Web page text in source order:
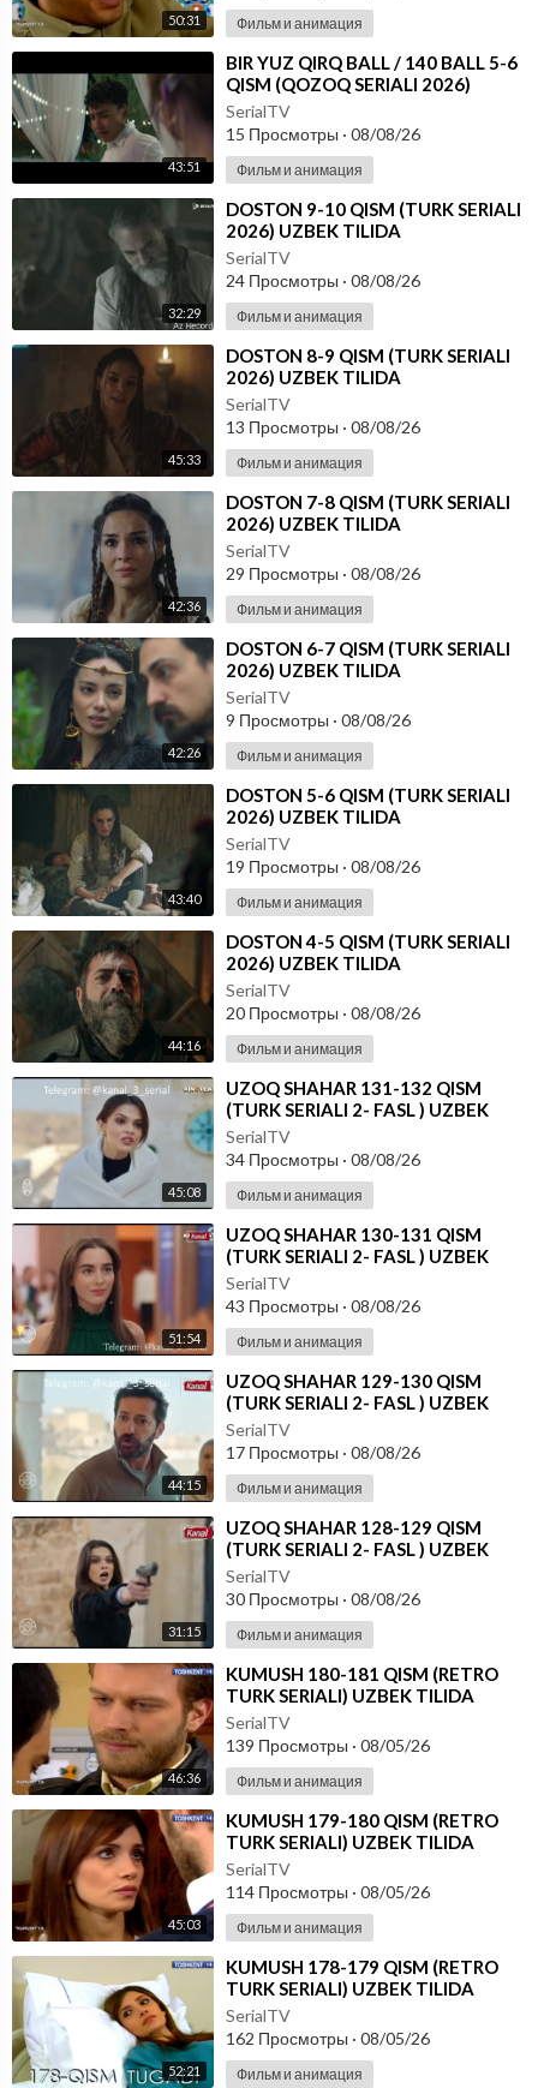
50:31 Фильм и анимация
43:51
⁣⁣BIR YUZ QIRQ BALL / 140 BALL 5-6
QISM (QOZOQ SERIALI 2026)
UZBEK TILIDA
SerialTV
15 Просмотры · 08/08/26
Фильм и анимация
32:29
⁣DOSTON 9-10 QISM (TURK SERIALI
2026) UZBEK TILIDA
SerialTV
24 Просмотры · 08/08/26
Фильм и анимация
45:33
⁣DOSTON 8-9 QISM (TURK SERIALI
2026) UZBEK TILIDA
SerialTV
13 Просмотры · 08/08/26
Фильм и анимация
42:36
⁣DOSTON 7-8 QISM (TURK SERIALI
2026) UZBEK TILIDA
SerialTV
29 Просмотры · 08/08/26
Фильм и анимация
42:26
⁣DOSTON 6-7 QISM (TURK SERIALI
2026) UZBEK TILIDA
SerialTV
9 Просмотры · 08/08/26
Фильм и анимация
43:40
⁣DOSTON 5-6 QISM (TURK SERIALI
2026) UZBEK TILIDA
SerialTV
19 Просмотры · 08/08/26
Фильм и анимация
44:16
⁣DOSTON 4-5 QISM (TURK SERIALI
2026) UZBEK TILIDA
SerialTV
20 Просмотры · 08/08/26
Фильм и анимация
45:08
⁣UZOQ SHAHAR 131-132 QISM
(TURK SERIALI 2- FASL ) UZBEK
TILIDA
SerialTV
34 Просмотры · 08/08/26
Фильм и анимация
51:54
⁣UZOQ SHAHAR 130-131 QISM
(TURK SERIALI 2- FASL ) UZBEK
TILIDA
SerialTV
43 Просмотры · 08/08/26
Фильм и анимация
44:15
⁣UZOQ SHAHAR 129-130 QISM
(TURK SERIALI 2- FASL ) UZBEK
TILIDA
SerialTV
17 Просмотры · 08/08/26
Фильм и анимация
31:15
⁣UZOQ SHAHAR 128-129 QISM
(TURK SERIALI 2- FASL ) UZBEK
TILIDA
SerialTV
30 Просмотры · 08/08/26
Фильм и анимация
46:36
⁣KUMUSH 180-181 QISM (RETRO
TURK SERIALI) UZBEK TILIDA
SerialTV
139 Просмотры · 08/05/26
Фильм и анимация
45:03
⁣KUMUSH 179-180 QISM (RETRO
TURK SERIALI) UZBEK TILIDA
SerialTV
114 Просмотры · 08/05/26
Фильм и анимация
52:21
⁣KUMUSH 178-179 QISM (RETRO
TURK SERIALI) UZBEK TILIDA
SerialTV
162 Просмотры · 08/05/26
Фильм и анимация